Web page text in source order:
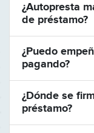
¿Autopresta
de préstamo?
¿Puedo
pagando?
¿Dónde se
préstamo?